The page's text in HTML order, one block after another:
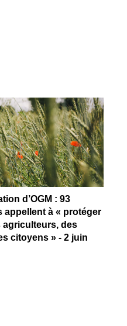
d’OGM : 93
appellent à « protéger
agriculteurs, des
citoyens » - 2 juin